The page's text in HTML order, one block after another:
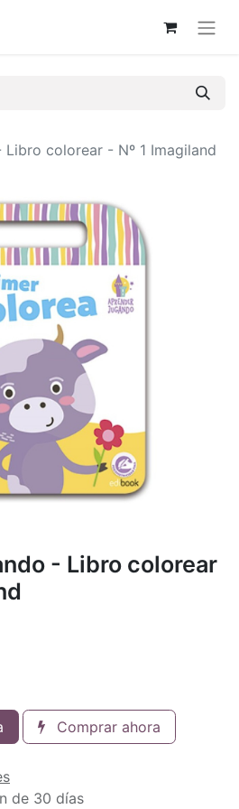
colorear - Nº 1 Imagiland
- Libro colorear
Comprar ahora
de 30 días